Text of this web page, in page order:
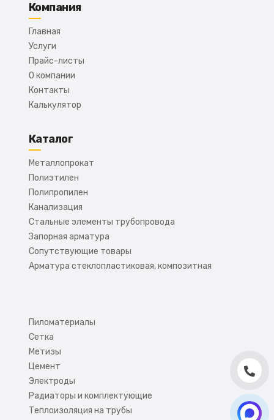
Компания
Главная
Услуги
Прайс-листы
О компании
Контакты
Калькулятор
Каталог
Металлопрокат
Полиэтилен
Полипропилен
Канализация
Стальные элементы трубопровода
Запорная арматура
Сопутствующие товары
Арматура стеклопластиковая, композитная
Пиломатериалы
Сетка
Метизы
Цемент
Электроды
Радиаторы и комплектующие
Теплоизоляция на трубы